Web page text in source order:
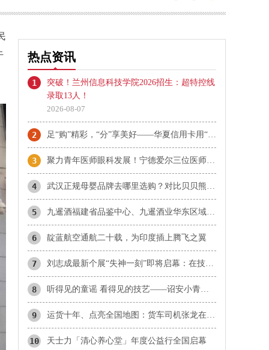
热点资讯
1
突破！兰州信息科技学院2026招生：超特控线
录取13人！
2026-08-07
2 足“购”精彩，“分”享美好——华夏信用卡用“惠民”点亮夏日消费
3 ​聚力青年医师眼科发展！宁德爱尔三位医师当选市眼科青年学组成员
4 武汉正规母婴品牌去哪里选购？对比贝贝熊、爱婴坊、乐婴等本地品牌与孩子王
5 九暹酒福建省品鉴中心、九暹酒业华东区域福建省办事处：御隆艺术馆
6 靛蓝航空通航二十载，为印度插上腾飞之翼
7 刘志成最新个展“失神一刻”即将启幕：在技术理性时代，重新唤醒感知的诗意
8 听得见的童谣 看得见的技艺——诏安小青梅童声合唱团首登国家大剧院
9 运货十年、点亮全国地图：货车司机张龙在雪山草原听见生活的回响
10 天士力「清心养心堂」年度公益行全国启幕